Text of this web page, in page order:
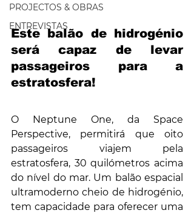
PROJECTOS & OBRAS
ENTREVISTAS
Este balão de hidrogénio
será capaz de levar
passageiros para a
estratosfera!
O Neptune One, da Space
Perspective, permitirá que oito
passageiros viajem pela
estratosfera, 30 quilómetros acima
do nível do mar. Um balão espacial
ultramoderno cheio de hidrogénio,
tem capacidade para oferecer uma